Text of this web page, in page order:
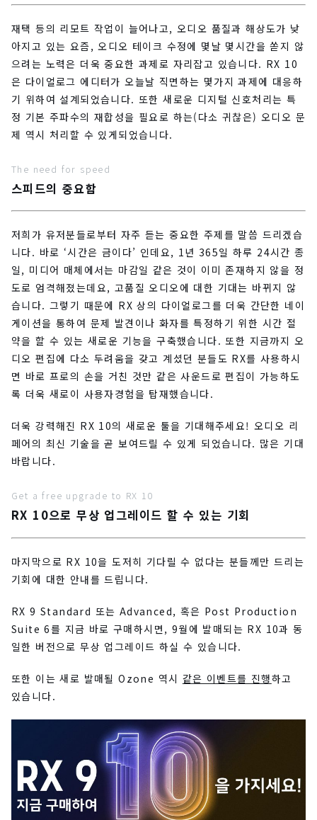
재택 등의 리모트 작업이 늘어나고, 오디오 품질과 해상도가 낮
아지고 있는 요즘, 오디오 테이크 수정에 몇날 몇시간을 쏟지 않
으려는 노력은 더욱 중요한 과제로 자리잡고 있습니다. RX 10
은 다이얼로그 에디터가 오늘날 직면하는 몇가지 과제에 대응하
기 위하여 설계되었습니다. 또한 새로운 디지털 신호처리는 특
정 기본 주파수의 재합성을 필요로 하는(다소 귀찮은) 오디오 문
제 역시 처리할 수 있게되었습니다.
The need for speed
스피드의 중요함
저희가 유저분들로부터 자주 듣는 중요한 주제를 말씀 드리겠습
니다. 바로 ‘시간은 금이다’ 인데요, 1년 365일 하루 24시간 종
일, 미디어 매체에서는 마감일 같은 것이 이미 존재하지 않을 정
도로 엄격해졌는데요, 고품질 오디오에 대한 기대는 바뀌지 않
습니다. 그렇기 때문에 RX 상의 다이얼로그를 더욱 간단한 네이
게이션을 통하여 문제 발견이나 화자를 특정하기 위한 시간 절
약을 할 수 있는 새로운 기능을 구축했습니다. 또한 지금까지 오
디오 편집에 다소 두려움을 갖고 계셨던 분들도 RX를 사용하시
면 바로 프로의 손을 거친 것만 같은 사운드로 편집이 가능하도
록 더욱 새로이 사용자경험을 탑재했습니다.
더욱 강력해진 RX 10의 새로운 툴을 기대해주세요! 오디오 리
페어의 최신 기술을 곧 보여드릴 수 있게 되었습니다. 많은 기대
바랍니다.
Get a free upgrade to RX 10
RX 10으로 무상 업그레이드 할 수 있는 기회
마지막으로 RX 10을 도저히 기다릴 수 없다는 분들께만 드리는
기회에 대한 안내를 드립니다.
RX 9 Standard 또는 Advanced, 혹은 Post Production
Suite 6를 지금 바로 구매하시면, 9월에 발매되는 RX 10과 동
일한 버전으로 무상 업그레이드 하실 수 있습니다.
또한 이는 새로 발매될 Ozone 역시 같은 이벤트를 진행하고
있습니다.